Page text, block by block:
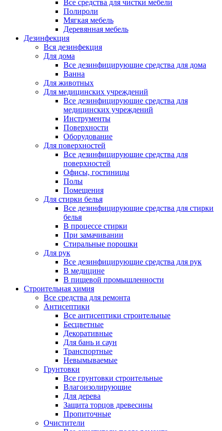
Все средства для чистки мебели
Полироли
Мягкая мебель
Деревянная мебель
Дезинфекция
Вся дезинфекция
Для дома
Все дезинфицирующие средства для дома
Ванна
Для животных
Для медицинских учреждений
Все дезинфицирующие средства для
медицинских учреждений
Инструменты
Поверхности
Оборудование
Для поверхностей
Все дезинфицирующие средства для
поверхностей
Офисы, гостиницы
Полы
Помещения
Для стирки белья
Все дезинфицирующие средства для стирки
белья
В процессе стирки
При замачивании
Стиральные порошки
Для рук
Все дезинфицирующие средства для рук
В медицине
В пищевой промышленности
Строительная химия
Все средства для ремонта
Антисептики
Все антисептики строительные
Бесцветные
Декоративные
Для бань и саун
Транспортные
Невымываемые
Грунтовки
Все грунтовки строительные
Влагоизолирующие
Для дерева
Защита торцов древесины
Пропиточные
Очистители